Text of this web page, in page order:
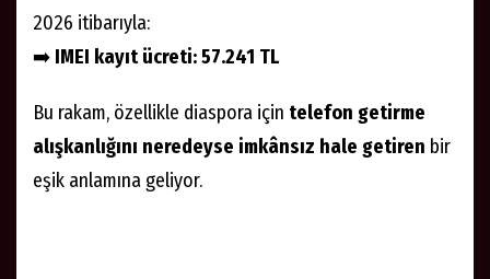
2026 itibarıyla:
➡️ IMEI kayıt ücreti: 57.241 TL
Bu rakam, özellikle diaspora için telefon getirme
alışkanlığını neredeyse imkânsız hale getiren bir
eşik anlamına geliyor.